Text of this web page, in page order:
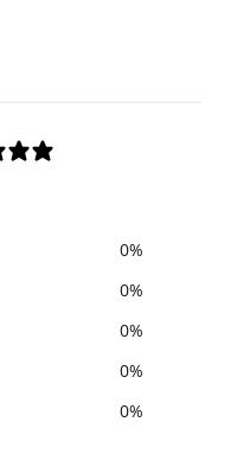
0%
0%
0%
0%
0%